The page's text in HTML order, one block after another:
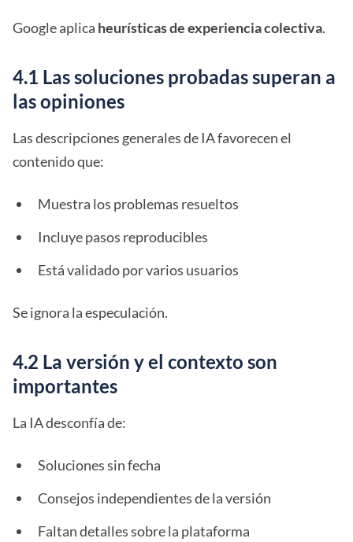
Google aplica heurísticas de experiencia colectiva.
4.1 Las soluciones probadas superan a
las opiniones
Las descripciones generales de IA favorecen el
contenido que:
Muestra los problemas resueltos
Incluye pasos reproducibles
Está validado por varios usuarios
Se ignora la especulación.
4.2 La versión y el contexto son
importantes
La IA desconfía de:
Soluciones sin fecha
Consejos independientes de la versión
Faltan detalles sobre la plataforma